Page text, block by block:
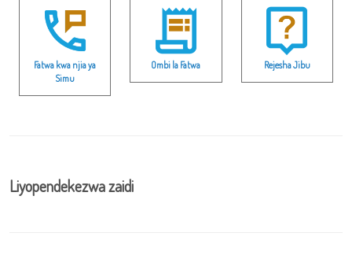
Fatwa kwa njia ya
Simu
Ombi la Fatwa Rejesha Jibu
Liyopendekezwa zaidi